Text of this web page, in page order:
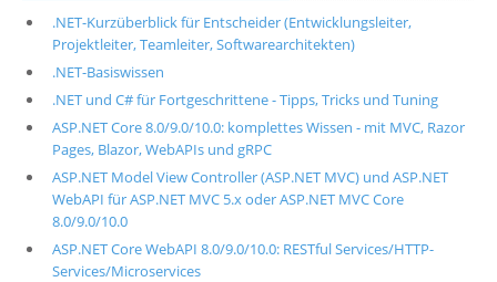
.NET-Kurzüberblick für Entscheider (Entwicklungsleiter,
Projektleiter, Teamleiter, Softwarearchitekten)
.NET-Basiswissen
.NET und C# für Fortgeschrittene - Tipps, Tricks und Tuning
ASP.NET Core 8.0/9.0/10.0: komplettes Wissen - mit MVC, Razor
Pages, Blazor, WebAPIs und gRPC
ASP.NET Model View Controller (ASP.NET MVC) und ASP.NET
WebAPI für ASP.NET MVC 5.x oder ASP.NET MVC Core
8.0/9.0/10.0
ASP.NET Core WebAPI 8.0/9.0/10.0: RESTful Services/HTTP-
Services/Microservices